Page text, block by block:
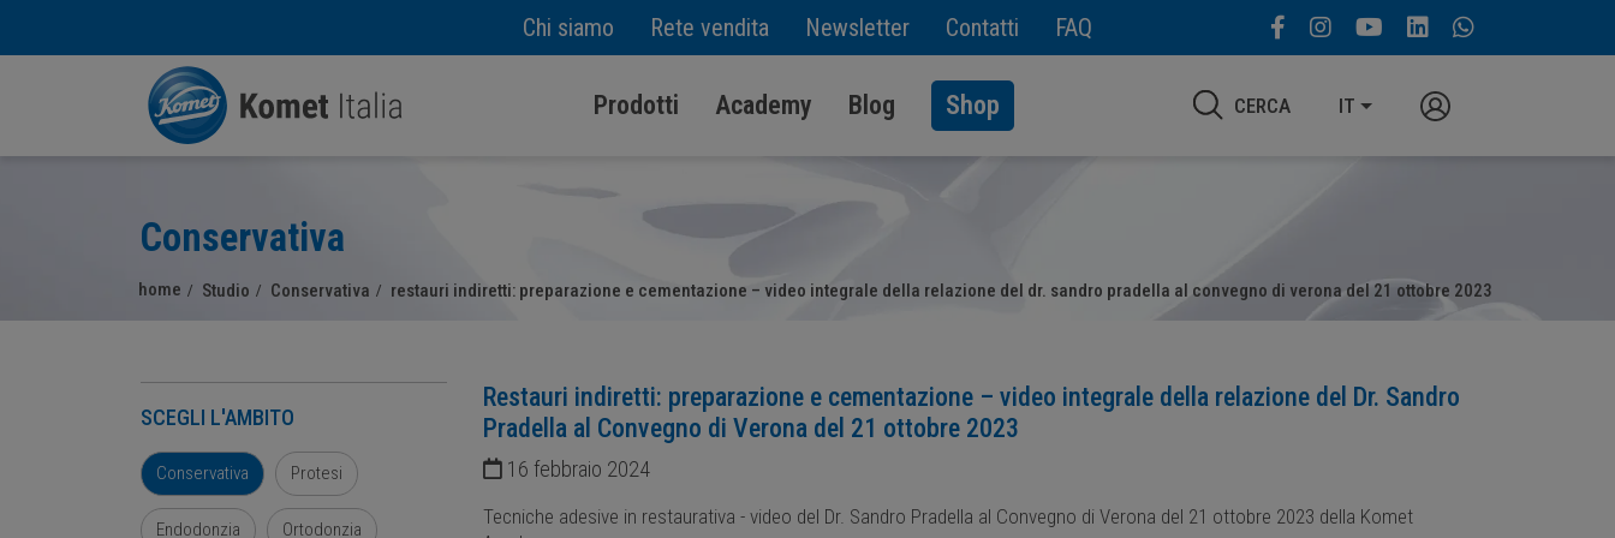
Chi siamo Rete vendita Newsletter Contatti FAQ
CERCA IT
Prodotti Academy Blog Shop
Conservativa
home Studio Conservativa restauri indiretti: preparazione e cementazione – video integrale della relazione del dr. sandro pradella al convegno di verona del 21 ottobre 2023
Restauri indiretti: preparazione e cementazione – video integrale della relazione del Dr. Sandro
Pradella al Convegno di Verona del 21 ottobre 2023
16 febbraio 2024
Tecniche adesive in restaurativa - video del Dr. Sandro Pradella al Convegno di Verona del 21 ottobre 2023 della Komet
SCEGLI L'AMBITO
Conservativa Protesi
Endodonzia Ortodonzia